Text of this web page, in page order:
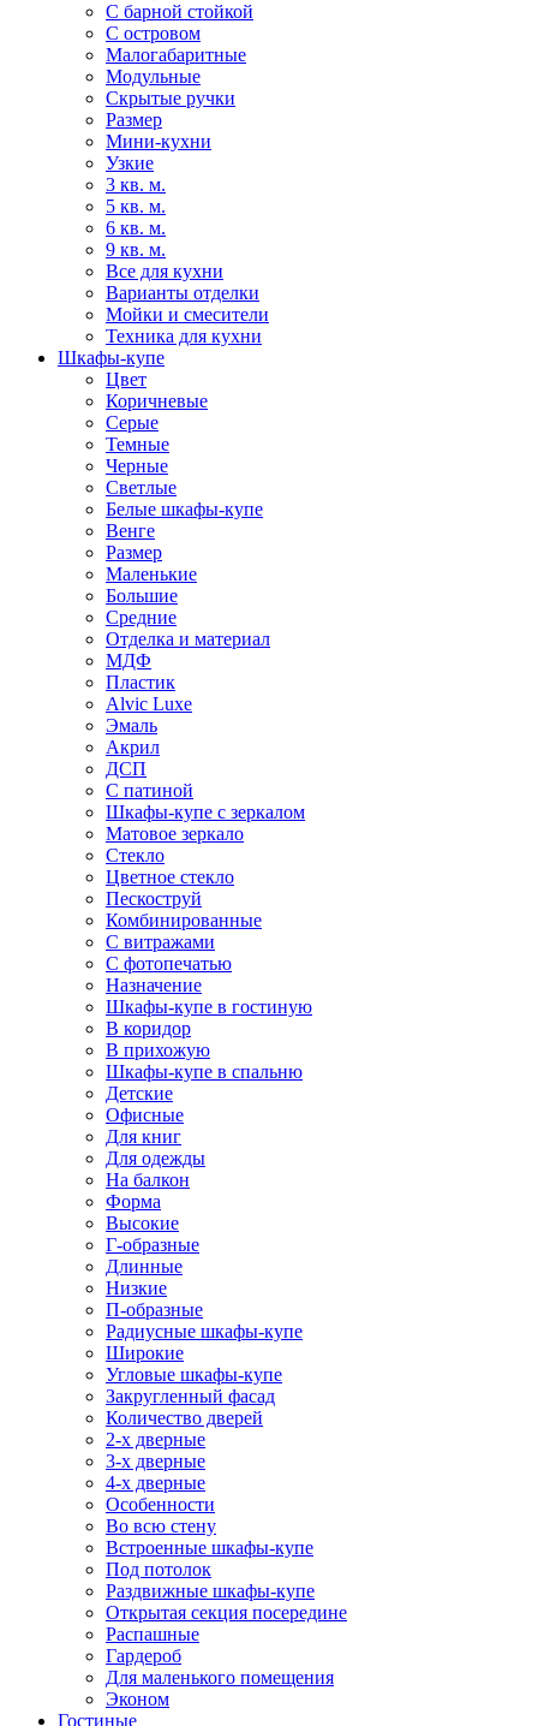
С барной стойкой
С островом
Малогабаритные
Модульные
Скрытые ручки
Размер
Мини-кухни
Узкие
3 кв. м.
5 кв. м.
6 кв. м.
9 кв. м.
Все для кухни
Варианты отделки
Мойки и смесители
Техника для кухни
Шкафы-купе
Цвет
Коричневые
Серые
Темные
Черные
Светлые
Белые шкафы-купе
Венге
Размер
Маленькие
Большие
Средние
Отделка и материал
МДФ
Пластик
Alvic Luxe
Эмаль
Акрил
ДСП
С патиной
Шкафы-купе с зеркалом
Матовое зеркало
Стекло
Цветное стекло
Пескоструй
Комбинированные
С витражами
С фотопечатью
Назначение
Шкафы-купе в гостиную
В коридор
В прихожую
Шкафы-купе в спальню
Детские
Офисные
Для книг
Для одежды
На балкон
Форма
Высокие
Г-образные
Длинные
Низкие
П-образные
Радиусные шкафы-купе
Широкие
Угловые шкафы-купе
Закругленный фасад
Количество дверей
2-х дверные
3-х дверные
4-х дверные
Особенности
Во всю стену
Встроенные шкафы-купе
Под потолок
Раздвижные шкафы-купе
Открытая секция посередине
Распашные
Гардероб
Для маленького помещения
Эконом
Гостиные